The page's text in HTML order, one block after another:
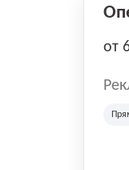
от